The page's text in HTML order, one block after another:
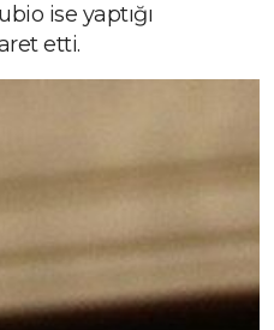
ise yaptığı
etti.